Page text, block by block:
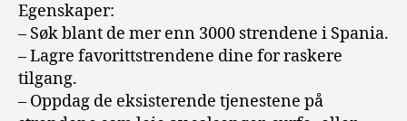
Egenskaper:
– Søk blant de mer enn 3000 strendene i Spania.
– Lagre favorittstrendene dine for raskere
tilgang.
– Oppdag de eksisterende tjenestene på